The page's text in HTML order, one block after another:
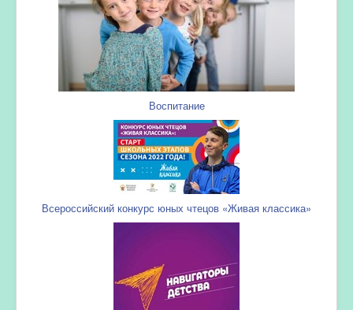
Воспитание
Всероссийский конкурс юных чтецов «Живая классика»